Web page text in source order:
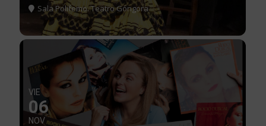
Sala Polifemo. Teatro Góngora
VIE
06
NOV